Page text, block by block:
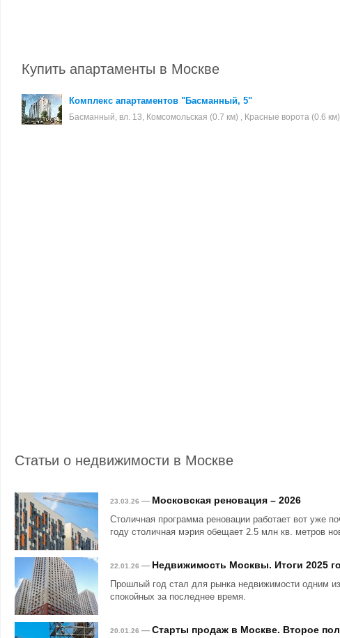
Купить апартаменты в Москве
Комплекс апартаментов "Басманный, 5"
Басманный, вл. 13, Комсомольская (0.7 км) , Красные ворота (0.6 км)
Статьи о недвижимости в Москве
23.03.26 — Московская реновация – 2026
Столичная программа реновации работает вот уже
году столичная мэрия обещает 2.5 млн кв. метров
22.01.26 — Недвижимость Москвы. Итоги 2025
Прошлый год стал для рынка недвижимости одним
спокойных за последнее время.
20.01.26 — Старты продаж в Москве. Второе